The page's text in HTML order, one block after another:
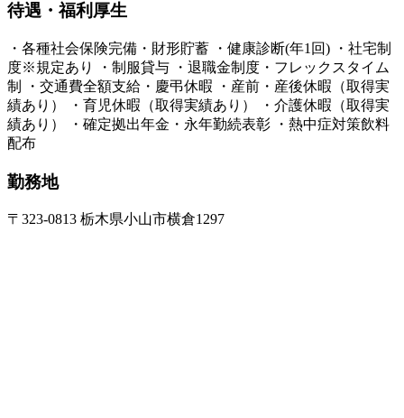
待遇・福利厚生
・各種社会保険完備・財形貯蓄 ・健康診断(年1回) ・社宅制
度※規定あり ・制服貸与 ・退職金制度・フレックスタイム
制 ・交通費全額支給・慶弔休暇 ・産前・産後休暇（取得実
績あり） ・育児休暇（取得実績あり） ・介護休暇（取得実
績あり） ・確定拠出年金・永年勤続表彰 ・熱中症対策飲料
配布​
勤務地
〒323-0813 栃木県小山市横倉1297